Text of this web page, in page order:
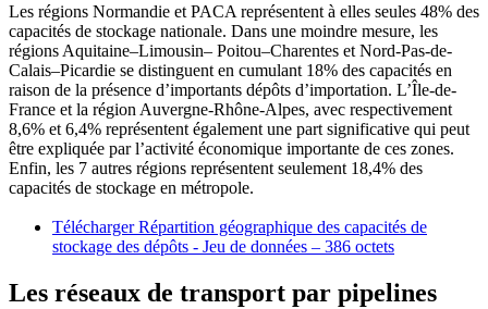
Les régions Normandie et PACA représentent à elles seules 48% des
capacités de stockage nationale. Dans une moindre mesure, les
régions Aquitaine–Limousin– Poitou–Charentes et Nord-Pas-de-
Calais–Picardie se distinguent en cumulant 18% des capacités en
raison de la présence d’importants dépôts d’importation. L’Île-de-
France et la région Auvergne-Rhône-Alpes, avec respectivement
8,6% et 6,4% représentent également une part significative qui peut
être expliquée par l’activité économique importante de ces zones.
Enfin, les 7 autres régions représentent seulement 18,4% des
capacités de stockage en métropole.
Télécharger Répartition géographique des capacités de
stockage des dépôts - Jeu de données – 386 octets
Les réseaux de transport par pipelines